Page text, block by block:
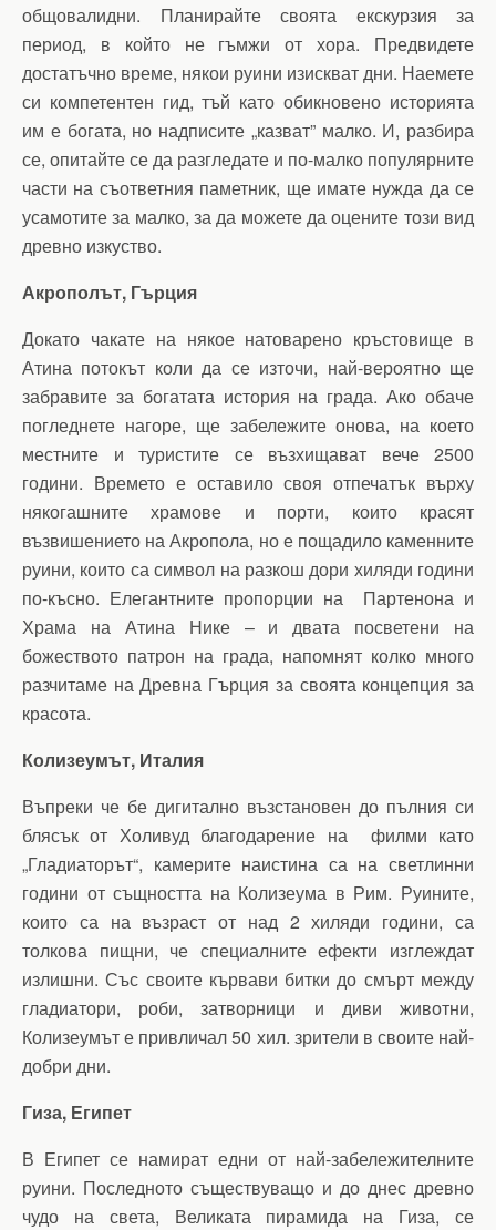
общовалидни. Планирайте своята екскурзия за
период, в който не гъмжи от хора. Предвидете
достатъчно време, някои руини изискват дни. Наемете
си компетентен гид, тъй като обикновено историята
им е богата, но надписите „казват” малко. И, разбира
се, опитайте се да разгледате и по-малко популярните
части на съответния паметник, ще имате нужда да се
усамотите за малко, за да можете да оцените този вид
древно изкуство.
Акрополът, Гърция
Докато чакате на някое натоварено кръстовище в
Атина потокът коли да се източи, най-вероятно ще
забравите за богатата история на града. Ако обаче
погледнете нагоре, ще забележите онова, на което
местните и туристите се възхищават вече 2500
години. Времето е оставило своя отпечатък върху
някогашните храмове и порти, които красят
възвишението на Акропола, но е пощадило каменните
руини, които са символ на разкош дори хиляди години
по-късно. Елегантните пропорции на Партенона и
Храма на Атина Нике – и двата посветени на
божеството патрон на града, напомнят колко много
разчитаме на Древна Гърция за своята концепция за
красота.
Колизеумът, Италия
Въпреки че бе дигитално възстановен до пълния си
блясък от Холивуд благодарение на филми като
„Гладиаторът“, камерите наистина са на светлинни
години от същността на Колизеума в Рим. Руините,
които са на възраст от над 2 хиляди години, са
толкова пищни, че специалните ефекти изглеждат
излишни. Със своите кървави битки до смърт между
гладиатори, роби, затворници и диви животни,
Колизеумът е привличал 50 хил. зрители в своите най-
добри дни.
Гиза, Египет
В Египет се намират едни от най-забележителните
руини. Последното съществуващо и до днес древно
чудо на света, Великата пирамида на Гиза, се